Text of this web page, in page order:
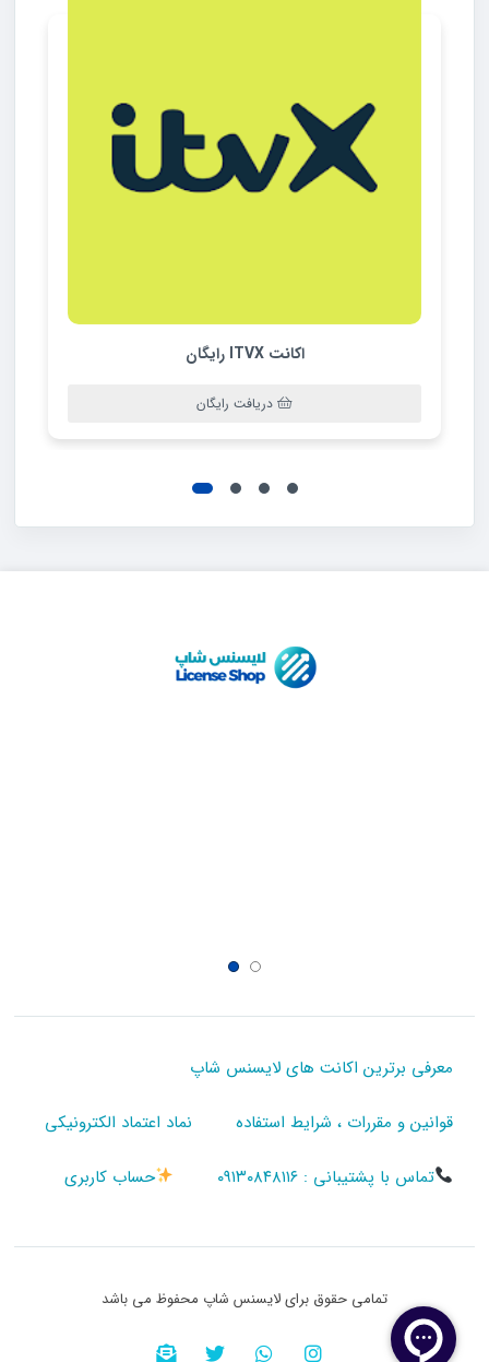
اکانت ITVX رایگان
دریافت رایگان
معرفی برترین اکانت های لایسنس شاپ
قوانین و مقررات ، شرایط استفاده نماد اعتماد الکترونیکی
تماس با پشتیبانی : ۰۹۱۳۰۸۴۸۱۱۶ حساب کاربری
تمامی حقوق برای لایسنس شاپ محفوظ می باشد